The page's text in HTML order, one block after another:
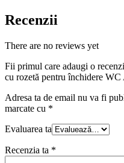
Recenzii
There are no reviews yet
Fii primul care adaugi o
cu rozetă pentru închidere
Adresa ta de email nu va fi
marcate cu *
Evaluarea ta
Recenzia ta *